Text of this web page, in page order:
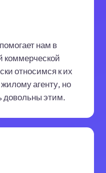
нам в
коммерческой
относимся к их
агенту, но
довольны этим.